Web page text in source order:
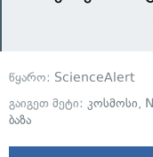
წყარო: ScienceAlert
გაიგეთ მეტი: კოსმოსი,
ბაზა